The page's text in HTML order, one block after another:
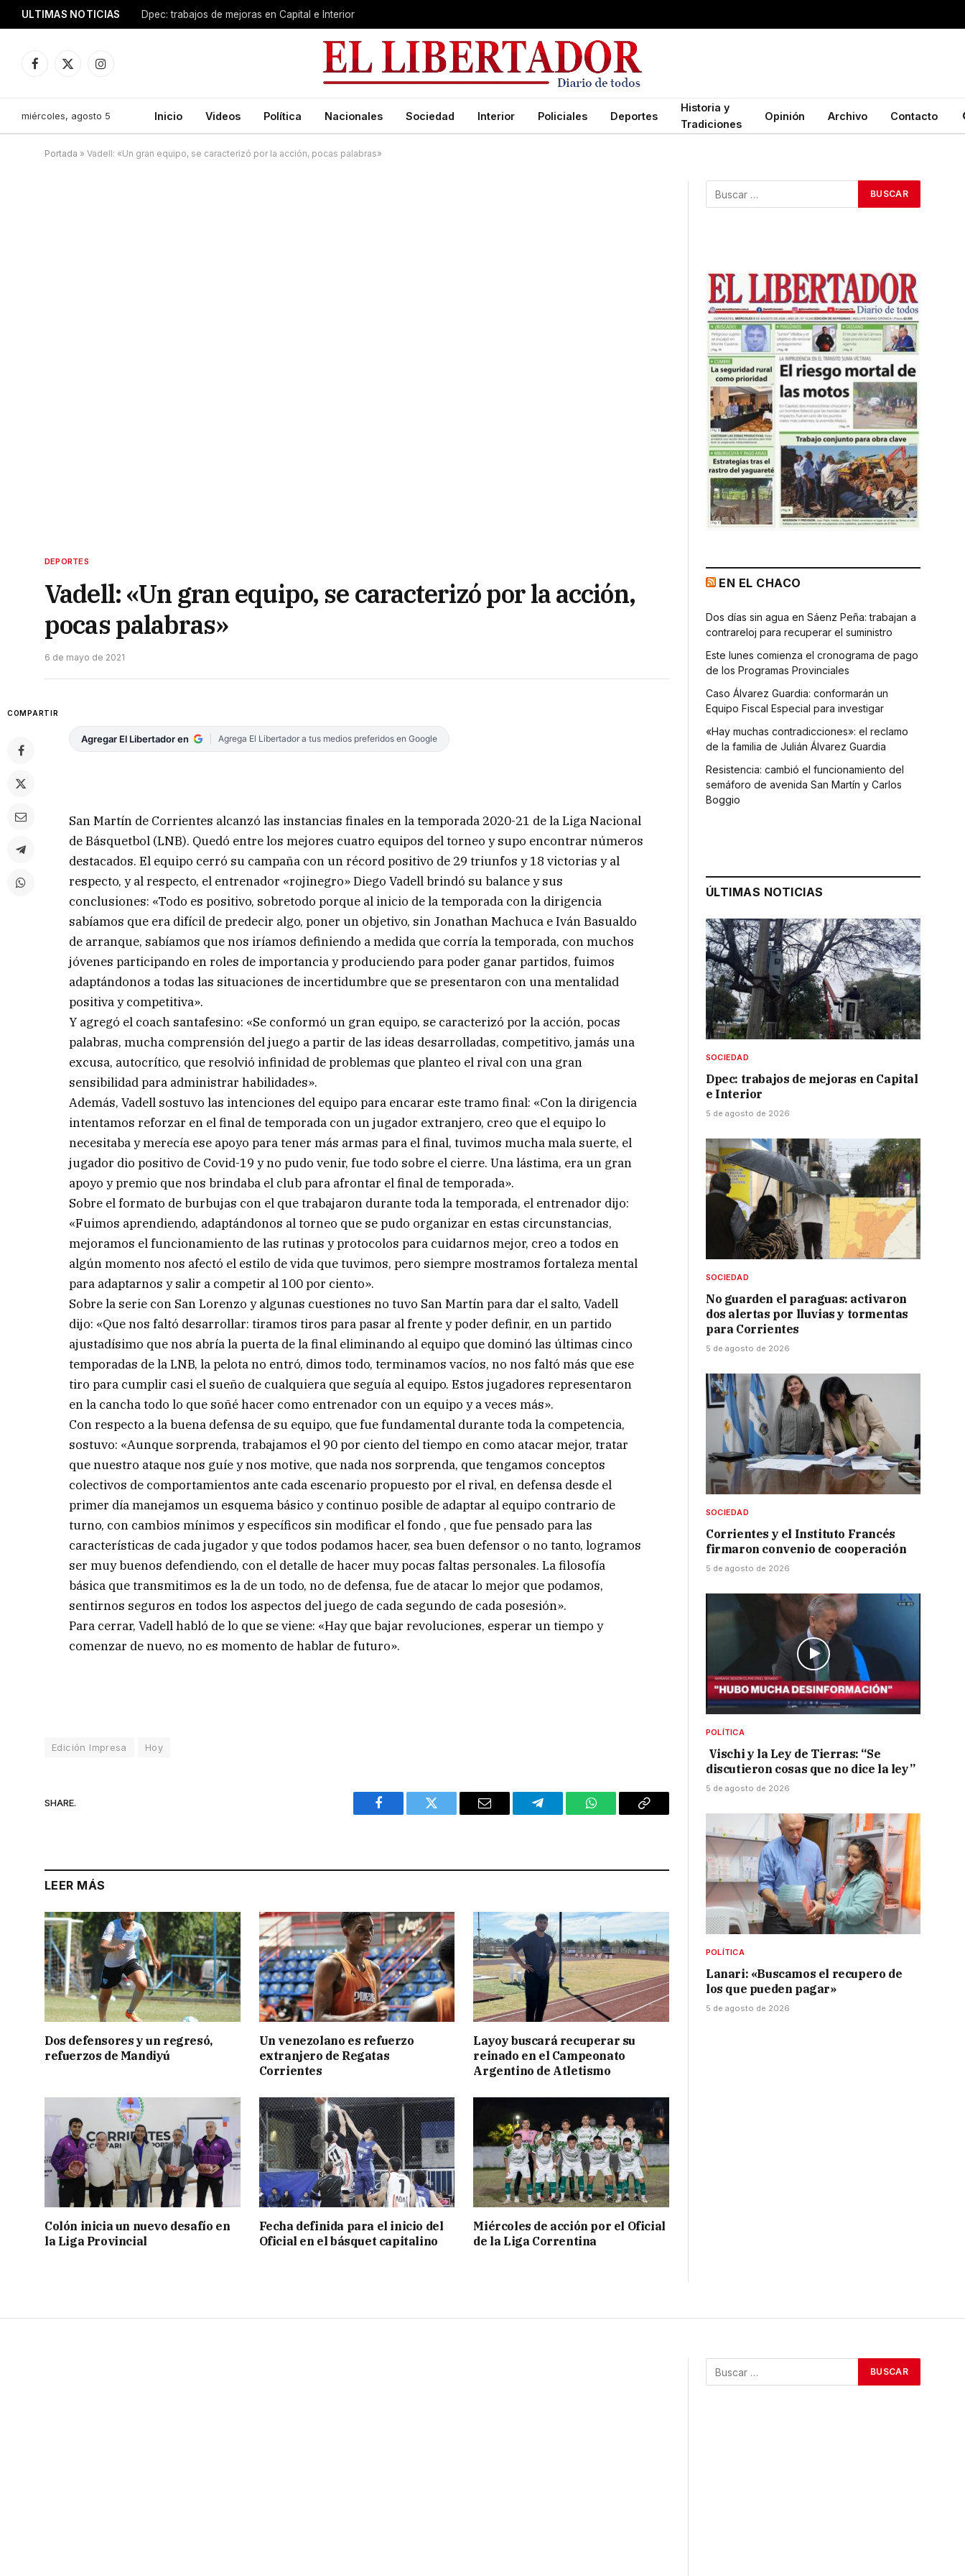
ULTIMAS NOTICIAS Dpec: trabajos de mejoras en Capital e Interior
Facebook
X
Instagram
miércoles, agosto 5 Inicio Videos Política Nacionales Sociedad Interior Policiales Deportes
Historia y
Tradiciones
Opinión Archivo Contacto
Portada » Vadell: «Un gran equipo, se caracterizó por la acción, pocas palabras»
DEPORTES
Vadell: «Un gran equipo, se caracterizó por la acción,
pocas palabras»
6 de mayo de 2021
COMPARTIR
Agregar El Libertador en Agrega El Libertador a tus medios preferidos en Google
San Martín de Corrientes alcanzó las instancias finales en la temporada 2020-21 de la Liga Nacional
de Básquetbol (LNB). Quedó entre los mejores cuatro equipos del torneo y supo encontrar números
destacados. El equipo cerró su campaña con un récord positivo de 29 triunfos y 18 victorias y al
respecto, y al respecto, el entrenador «rojinegro» Diego Vadell brindó su balance y sus
conclusiones: «Todo es positivo, sobretodo porque al inicio de la temporada con la dirigencia
sabíamos que era difícil de predecir algo, poner un objetivo, sin Jonathan Machuca e Iván Basualdo
de arranque, sabíamos que nos iríamos definiendo a medida que corría la temporada, con muchos
jóvenes participando en roles de importancia y produciendo para poder ganar partidos, fuimos
adaptándonos a todas las situaciones de incertidumbre que se presentaron con una mentalidad
positiva y competitiva».
Y agregó el coach santafesino: «Se conformó un gran equipo, se caracterizó por la acción, pocas
palabras, mucha comprensión del juego a partir de las ideas desarrolladas, competitivo, jamás una
excusa, autocrítico, que resolvió infinidad de problemas que planteo el rival con una gran
sensibilidad para administrar habilidades».
Además, Vadell sostuvo las intenciones del equipo para encarar este tramo final: «Con la dirigencia
intentamos reforzar en el final de temporada con un jugador extranjero, creo que el equipo lo
necesitaba y merecía ese apoyo para tener más armas para el final, tuvimos mucha mala suerte, el
jugador dio positivo de Covid-19 y no pudo venir, fue todo sobre el cierre. Una lástima, era un gran
apoyo y premio que nos brindaba el club para afrontar el final de temporada».
Sobre el formato de burbujas con el que trabajaron durante toda la temporada, el entrenador dijo:
«Fuimos aprendiendo, adaptándonos al torneo que se pudo organizar en estas circunstancias,
mejoramos el funcionamiento de las rutinas y protocolos para cuidarnos mejor, creo a todos en
algún momento nos afectó el estilo de vida que tuvimos, pero siempre mostramos fortaleza mental
para adaptarnos y salir a competir al 100 por ciento».
Sobre la serie con San Lorenzo y algunas cuestiones no tuvo San Martín para dar el salto, Vadell
dijo: «Que nos faltó desarrollar: tiramos tiros para pasar al frente y poder definir, en un partido
ajustadísimo que nos abría la puerta de la final eliminando al equipo que dominó las últimas cinco
temporadas de la LNB, la pelota no entró, dimos todo, terminamos vacíos, no nos faltó más que ese
tiro para cumplir casi el sueño de cualquiera que seguía al equipo. Estos jugadores representaron
en la cancha todo lo que soñé hacer como entrenador con un equipo y a veces más».
Con respecto a la buena defensa de su equipo, que fue fundamental durante toda la competencia,
sostuvo: «Aunque sorprenda, trabajamos el 90 por ciento del tiempo en como atacar mejor, tratar
que nuestro ataque nos guíe y nos motive, que nada nos sorprenda, que tengamos conceptos
colectivos de comportamientos ante cada escenario propuesto por el rival, en defensa desde el
primer día manejamos un esquema básico y continuo posible de adaptar al equipo contrario de
turno, con cambios mínimos y específicos sin modificar el fondo , que fue pensado para las
características de cada jugador y que todos podamos hacer, sea buen defensor o no tanto, logramos
ser muy buenos defendiendo, con el detalle de hacer muy pocas faltas personales. La filosofía
básica que transmitimos es la de un todo, no de defensa, fue de atacar lo mejor que podamos,
sentirnos seguros en todos los aspectos del juego de cada segundo de cada posesión».
Para cerrar, Vadell habló de lo que se viene: «Hay que bajar revoluciones, esperar un tiempo y
comenzar de nuevo, no es momento de hablar de futuro».
Edición Impresa Hoy
SHARE.
Facebook Twitter Email Telegram WhatsAppCopy
LEER MÁS
Dos defensores y un regresó,
refuerzos de Mandiyú
Un venezolano es refuerzo
extranjero de Regatas
Corrientes
Layoy buscará recuperar su
reinado en el Campeonato
Argentino de Atletismo
Colón inicia un nuevo desafío en
la Liga Provincial
Fecha definida para el inicio del
Oficial en el básquet capitalino
Miércoles de acción por el Oficial
de la Liga Correntina
EN EL CHACO
Dos días sin agua en Sáenz Peña: trabajan a
contrareloj para recuperar el suministro
Este lunes comienza el cronograma de pago
de los Programas Provinciales
Caso Álvarez Guardia: conformarán un
Equipo Fiscal Especial para investigar
«Hay muchas contradicciones»: el reclamo
de la familia de Julián Álvarez Guardia
Resistencia: cambió el funcionamiento del
semáforo de avenida San Martín y Carlos
Boggio
ÚLTIMAS NOTICIAS
SOCIEDAD
Dpec: trabajos de mejoras en Capital
e Interior
5 de agosto de 2026
SOCIEDAD
No guarden el paraguas: activaron
dos alertas por lluvias y tormentas
para Corrientes
5 de agosto de 2026
SOCIEDAD
Corrientes y el Instituto Francés
firmaron convenio de cooperación
5 de agosto de 2026
POLÍTICA
Vischi y la Ley de Tierras: “Se
discutieron cosas que no dice la ley”
5 de agosto de 2026
POLÍTICA
Lanari: «Buscamos el recupero de
los que pueden pagar»
5 de agosto de 2026